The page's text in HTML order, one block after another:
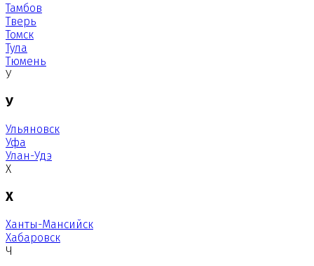
Тамбов
Тверь
Томск
Тула
Тюмень
У
У
Ульяновск
Уфа
Улан-Удэ
Х
Х
Ханты-Мансийск
Хабаровск
Ч